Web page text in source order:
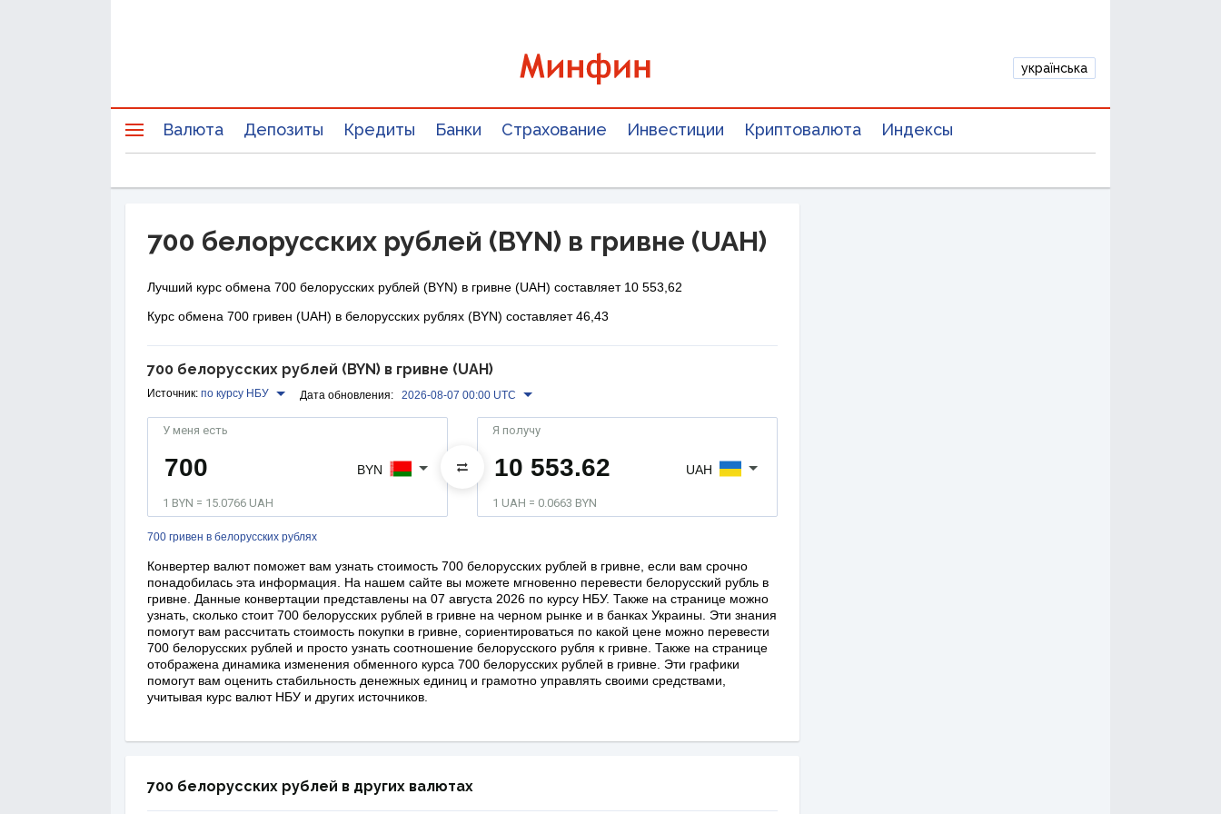
українська
Валюта Депозиты Кредиты Банки Страхование Инвестиции Криптовалюта Индексы
700 белорусских рублей (BYN) в гривне (UAH)
Лучший курс обмена 700 белорусских рублей (BYN) в гривне (UAH) составляет 10 553,62
Курс обмена 700 гривен (UAH) в белорусских рублях (BYN) составляет 46,43
700 белорусских рублей (BYN) в гривне (UAH)
Источник: по курсу НБУ Дата обновления: 2026-08-07 00:00 UTC
700 гривен в белорусских рублях
У меня есть
1 BYN = 15.0766 UAH
BYN
Я получу
1 UAH = 0.0663 BYN
UAH
Конвертер валют поможет вам узнать стоимость 700 белорусских рублей в гривне, если вам срочно
понадобилась эта информация. На нашем сайте вы можете мгновенно перевести белорусский рубль в
гривне. Данные конвертации представлены на 07 августа 2026 по курсу НБУ. Также на странице можно
узнать, сколько стоит 700 белорусских рублей в гривне на черном рынке и в банках Украины. Эти знания
помогут вам рассчитать стоимость покупки в гривне, сориентироваться по какой цене можно перевести
700 белорусских рублей и просто узнать соотношение белорусcкого рубля к гривне. Также на странице
отображена динамика изменения обменного курса 700 белорусских рублей в гривне. Эти графики
помогут вам оценить стабильность денежных единиц и грамотно управлять своими средствами,
учитывая курс валют НБУ и других источников.
700 белорусских рублей в других валютах